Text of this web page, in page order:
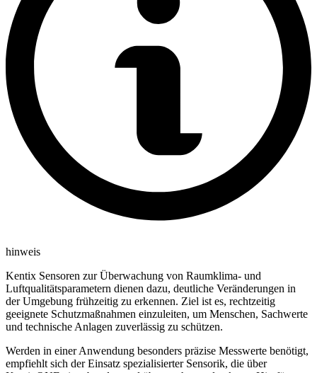
hinweis
Kentix Sensoren zur Überwachung von Raumklima- und
Luftqualitätsparametern dienen dazu, deutliche Veränderungen in
der Umgebung frühzeitig zu erkennen. Ziel ist es, rechtzeitig
geeignete Schutzmaßnahmen einzuleiten, um Menschen, Sachwerte
und technische Anlagen zuverlässig zu schützen.
Werden in einer Anwendung besonders präzise Messwerte benötigt,
empfiehlt sich der Einsatz spezialisierter Sensorik, die über